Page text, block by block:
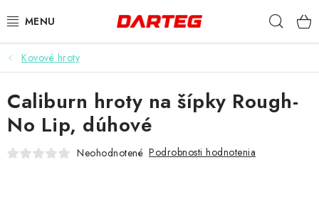
na
ŠÍPKY
TERČE
DOPLNKY K TERČU
Kovové hroty
Caliburn hroty na šípky Rough-
No Lip, dúhové
Neohodnotené Podrobnosti hodnotenia